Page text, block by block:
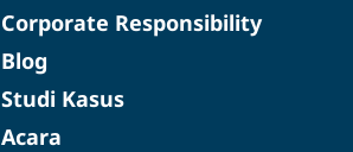
Corporate Responsibility
Blog
Studi Kasus
Acara